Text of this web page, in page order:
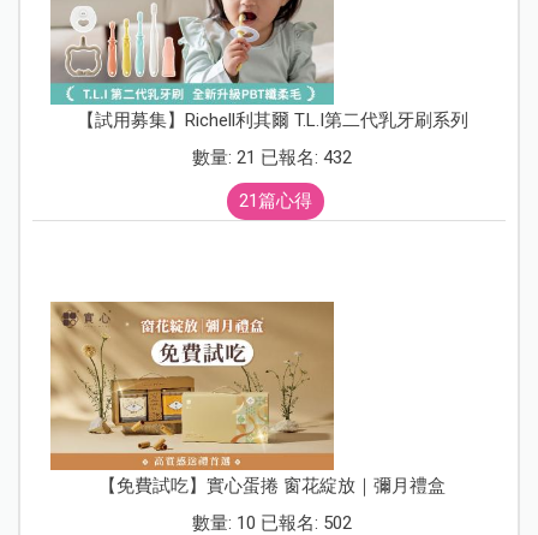
【試用募集】Richell利其爾 T.L.I第二代乳牙刷系列
數量: 21 已報名: 432
21篇心得
【免費試吃】實心蛋捲 窗花綻放｜彌月禮盒
數量: 10 已報名: 502